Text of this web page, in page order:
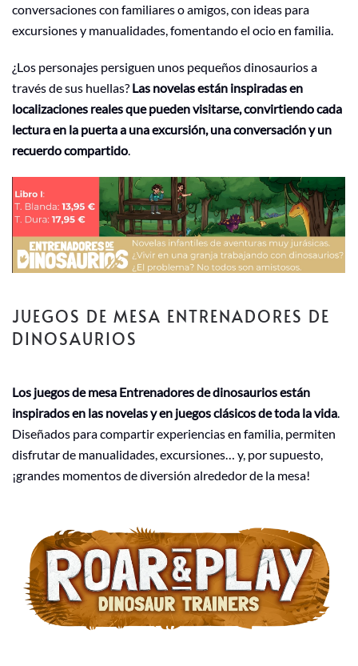
conversaciones con familiares o amigos, con ideas para
excursiones y manualidades, fomentando el ocio en familia.
¿Los personajes persiguen unos pequeños dinosaurios a
través de sus huellas? Las novelas están inspiradas en
localizaciones reales que pueden visitarse, convirtiendo cada
lectura en la puerta a una excursión, una conversación y un
recuerdo compartido
JUEGOS DE MESA ENTRENADORES DE
DINOSAURIOS
Los juegos de mesa Entrenadores de dinosaurios están
inspirados en las novelas y en juegos clásicos de toda la vida.
Diseñados para compartir experiencias en familia, permiten
disfrutar de manualidades, excursiones… y, por supuesto,
¡grandes momentos de diversión alrededor de la mesa!